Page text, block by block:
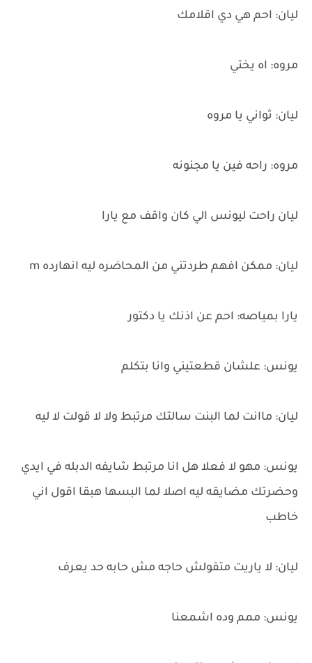
ليان: احم هي دي اقلامك
مروه: اه يختي
ليان: ثواني يا مروه
مروه: راحه فين يا مجنونه
ليان راحت ليونس الي كان واقف مع يارا
ليان: ممكن افهم طردتني من المحاضره ليه انهارده m
يارا بمياصه: احم عن اذنك يا دكتور
يونس: علشان قطعتيني وانا بتكلم
ليان: ماانت لما البنت سالتك مرتبط ولا لا قولت لا ليه
يونس: مهو لا فعلا هل انا مرتبط شايفه الدبله في ايدي
وحضرتك مضايقه ليه اصلا لما البسها هبقا اقول اني
خاطب
ليان: لا ياريت متقولش حاجه مش حابه حد يعرف
يونس: ممم وده اشمعنا